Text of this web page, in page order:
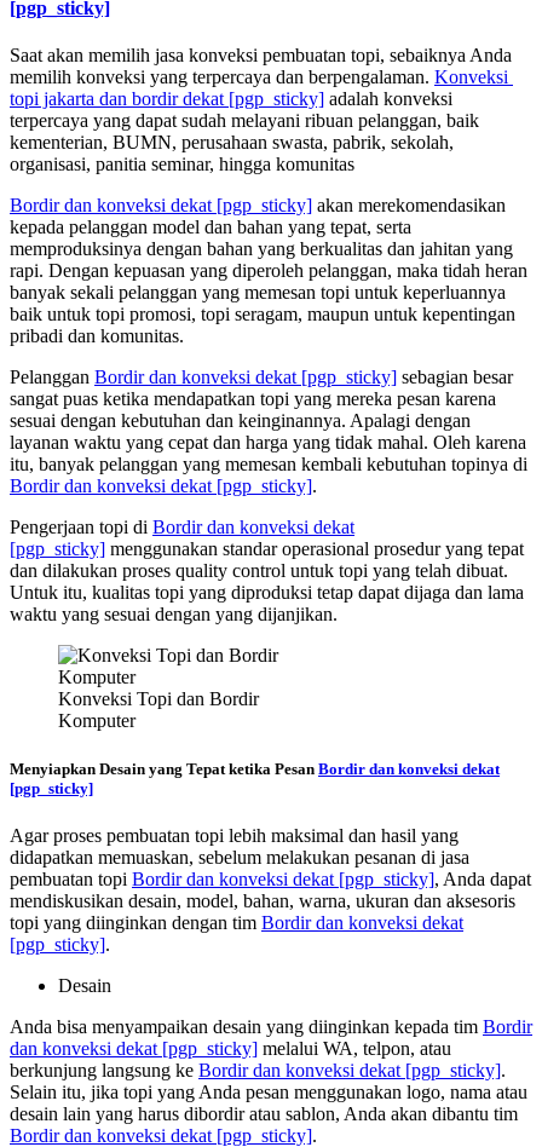
[pgp_sticky]
Saat akan memilih jasa konveksi pembuatan topi, sebaiknya Anda
memilih konveksi yang terpercaya dan berpengalaman. Konveksi
topi jakarta dan bordir dekat [pgp_sticky] adalah konveksi
terpercaya yang dapat sudah melayani ribuan pelanggan, baik
kementerian, BUMN, perusahaan swasta, pabrik, sekolah,
organisasi, panitia seminar, hingga komunitas
Bordir dan konveksi dekat [pgp_sticky] akan merekomendasikan
kepada pelanggan model dan bahan yang tepat, serta
memproduksinya dengan bahan yang berkualitas dan jahitan yang
rapi. Dengan kepuasan yang diperoleh pelanggan, maka tidah heran
banyak sekali pelanggan yang memesan topi untuk keperluannya
baik untuk topi promosi, topi seragam, maupun untuk kepentingan
pribadi dan komunitas.
Pelanggan Bordir dan konveksi dekat [pgp_sticky] sebagian besar
sangat puas ketika mendapatkan topi yang mereka pesan karena
sesuai dengan kebutuhan dan keinginannya. Apalagi dengan
layanan waktu yang cepat dan harga yang tidak mahal. Oleh karena
itu, banyak pelanggan yang memesan kembali kebutuhan topinya di
Bordir dan konveksi dekat [pgp_sticky].
Pengerjaan topi di Bordir dan konveksi dekat
[pgp_sticky] menggunakan standar operasional prosedur yang tepat
dan dilakukan proses quality control untuk topi yang telah dibuat.
Untuk itu, kualitas topi yang diproduksi tetap dapat dijaga dan lama
waktu yang sesuai dengan yang dijanjikan.
Konveksi Topi dan Bordir
Komputer
Menyiapkan Desain yang Tepat ketika Pesan Bordir dan konveksi dekat
[pgp_sticky]
Agar proses pembuatan topi lebih maksimal dan hasil yang
didapatkan memuaskan, sebelum melakukan pesanan di jasa
pembuatan topi Bordir dan konveksi dekat [pgp_sticky], Anda dapat
mendiskusikan desain, model, bahan, warna, ukuran dan aksesoris
topi yang diinginkan dengan tim Bordir dan konveksi dekat
[pgp_sticky].
Desain
Anda bisa menyampaikan desain yang diinginkan kepada tim Bordir
dan konveksi dekat [pgp_sticky] melalui WA, telpon, atau
berkunjung langsung ke Bordir dan konveksi dekat [pgp_sticky].
Selain itu, jika topi yang Anda pesan menggunakan logo, nama atau
desain lain yang harus dibordir atau sablon, Anda akan dibantu tim
Bordir dan konveksi dekat [pgp_sticky].